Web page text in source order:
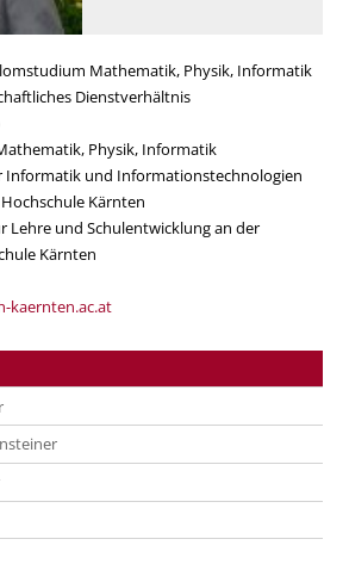
Mathematik, Physik, Informatik
Dienstverhältnis
Physik, Informatik
Informatik und Informationstechnologien
Kärnten
Lehre und Schulentwicklung an der
Kärnten
kaernten.ac.at